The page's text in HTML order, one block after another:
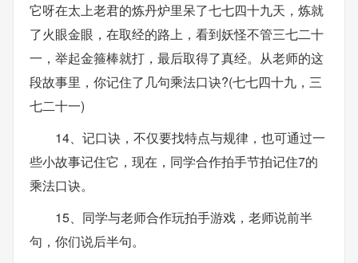
它呀在太上老君的炼丹炉里呆了七七四十九天，炼就
了火眼金眼，在取经的路上，看到妖怪不管三七二十
一，举起金箍棒就打，最后取得了真经。从老师的这
段故事里，你记住了几句乘法口诀?(七七四十九，三
七二十一)
14、记口诀，不仅要找特点与规律，也可通过一
些小故事记住它，现在，同学合作拍手节拍记住7的
乘法口诀。
15、同学与老师合作玩拍手游戏，老师说前半
句，你们说后半句。